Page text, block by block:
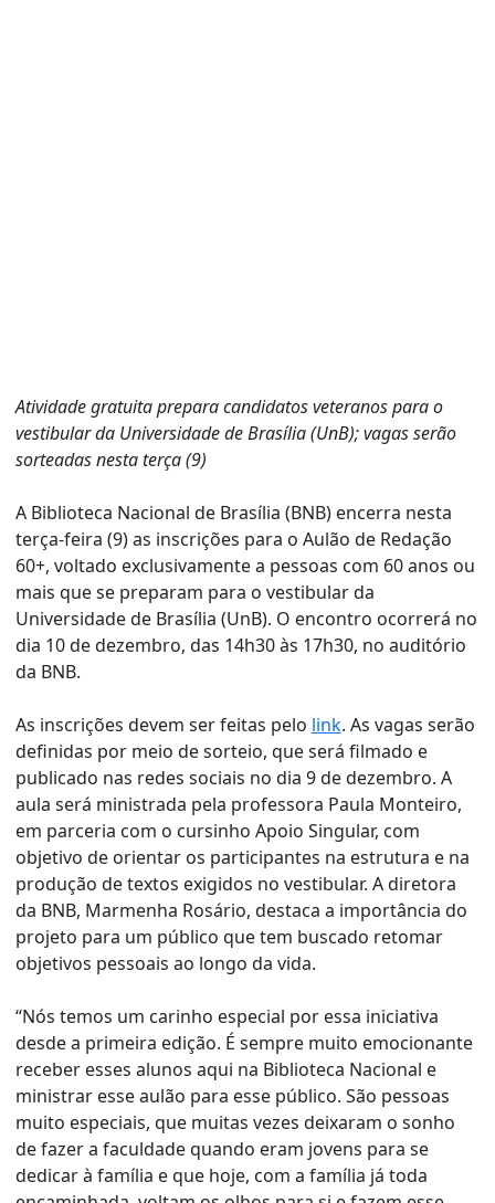
Atividade gratuita prepara candidatos veteranos para o
vestibular da Universidade de Brasília (UnB); vagas serão
sorteadas nesta terça (9)
A Biblioteca Nacional de Brasília (BNB) encerra nesta
terça-feira (9) as inscrições para o Aulão de Redação
60+, voltado exclusivamente a pessoas com 60 anos ou
mais que se preparam para o vestibular da
Universidade de Brasília (UnB). O encontro ocorrerá no
dia 10 de dezembro, das 14h30 às 17h30, no auditório
da BNB.
As inscrições devem ser feitas pelo link. As vagas serão
definidas por meio de sorteio, que será filmado e
publicado nas redes sociais no dia 9 de dezembro. A
aula será ministrada pela professora Paula Monteiro,
em parceria com o cursinho Apoio Singular, com
objetivo de orientar os participantes na estrutura e na
produção de textos exigidos no vestibular. A diretora
da BNB, Marmenha Rosário, destaca a importância do
projeto para um público que tem buscado retomar
objetivos pessoais ao longo da vida.
“Nós temos um carinho especial por essa iniciativa
desde a primeira edição. É sempre muito emocionante
receber esses alunos aqui na Biblioteca Nacional e
ministrar esse aulão para esse público. São pessoas
muito especiais, que muitas vezes deixaram o sonho
de fazer a faculdade quando eram jovens para se
dedicar à família e que hoje, com a família já toda